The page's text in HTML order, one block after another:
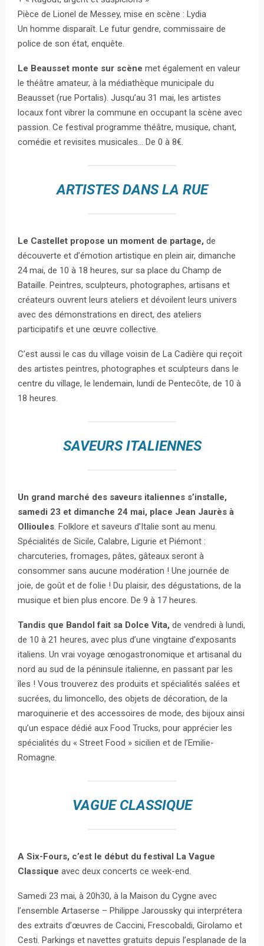
Pièce de Lionel de Messey, mise en scène : Lydia
Un homme disparaît. Le futur gendre, commissaire de
police de son état, enquête.
Le Beausset monte sur scène met également en valeur
le théâtre amateur, à la médiathèque municipale du
Beausset (rue Portalis). Jusqu’au 31 mai, les artistes
locaux font vibrer la commune en occupant la scène avec
passion. Ce festival programme théâtre, musique, chant,
comédie et revisites musicales… De 0 à 8€.
ARTISTES DANS LA RUE
Le Castellet propose un moment de partage, de
découverte et d’émotion artistique en plein air, dimanche
24 mai, de 10 à 18 heures, sur sa place du Champ de
Bataille. Peintres, sculpteurs, photographes, artisans et
créateurs ouvrent leurs ateliers et dévoilent leurs univers
avec des démonstrations en direct, des ateliers
participatifs et une œuvre collective.
C’est aussi le cas du village voisin de La Cadière qui reçoit
des artistes peintres, photographes et sculpteurs dans le
centre du village, le lendemain, lundi de Pentecôte, de 10 à
18 heures.
SAVEURS ITALIENNES
Un grand marché des saveurs italiennes s’installe,
samedi 23 et dimanche 24 mai, place Jean Jaurès à
Ollioules. Folklore et saveurs d’Italie sont au menu.
Spécialités de Sicile, Calabre, Ligurie et Piémont :
charcuteries, fromages, pâtes, gâteaux seront à
consommer sans aucune modération ! Une journée de
joie, de goût et de folie ! Du plaisir, des dégustations, de la
musique et bien plus encore. De 9 à 17 heures.
Tandis que Bandol fait sa Dolce Vita, de vendredi à lundi,
de 10 à 21 heures, avec plus d’une vingtaine d’exposants
italiens. Un vrai voyage œnogastronomique et artisanal du
nord au sud de la péninsule italienne, en passant par les
îles ! Vous trouverez des produits et spécialités salées et
sucrées, du limoncello, des objets de décoration, de la
maroquinerie et des accessoires de mode, des bijoux ainsi
qu’un espace dédié aux Food Trucks, pour apprécier les
spécialités du « Street Food » sicilien et de l’Emilie-
Romagne.
VAGUE CLASSIQUE
A Six-Fours, c’est le début du festival La Vague
Classique avec deux concerts ce week-end.
Samedi 23 mai, à 20h30, à la Maison du Cygne avec
l’ensemble Artaserse – Philippe Jaroussky qui interprétera
des extraits d’œuvres de Caccini, Frescobaldi, Girolamo et
Cesti. Parkings et navettes gratuits depuis l’esplanade de la